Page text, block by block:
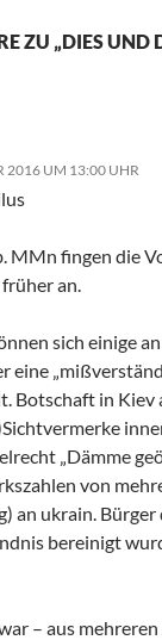
ZU „DIES UND
2016 UM 13:00 UHR
MMn fingen die
an.
sich einige
eine
Botschaft in
„Dämme
von
an ukrain.
bereinigt
– aus